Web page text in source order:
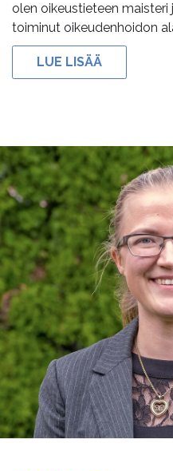
olen oikeustieteen maisteri
toiminut oikeudenhoidon
LUE LISÄÄ